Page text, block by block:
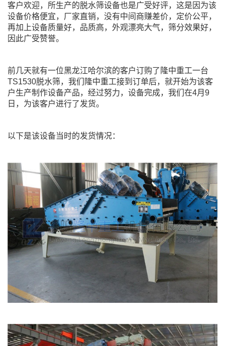
客户欢迎，所生产的脱水筛设备也是广受好评，这是因为该
设备价格便宜，厂家直销，没有中间商赚差价，定价公平，
再加上设备质量好，品质高，外观漂亮大气，筛分效果好，
因此广受赞誉。
前几天就有一位黑龙江哈尔滨的客户订购了隆中重工一台
TS1530脱水筛，我们隆中重工接到订单后，就开始为该客
户生产制作设备产品，经过努力，设备完成，我们在4月9
日，为该客户进行了发货。
以下是该设备当时的发货情况：